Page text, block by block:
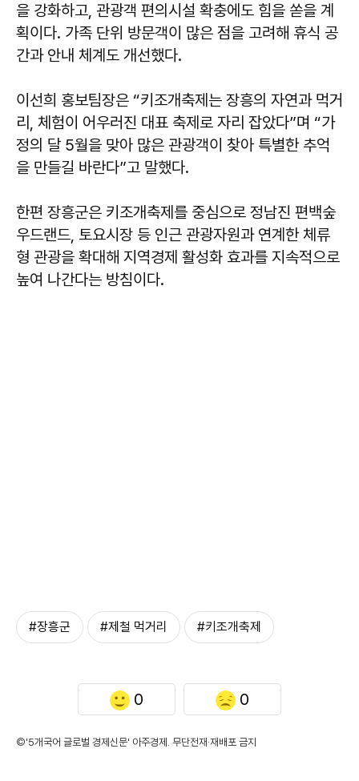
을 강화하고, 관광객 편의시설 확충에도 힘을 쏟을 계
획이다. 가족 단위 방문객이 많은 점을 고려해 휴식 공
간과 안내 체계도 개선했다.
이선희 홍보팀장은 “키조개축제는 장흥의 자연과 먹거
리, 체험이 어우러진 대표 축제로 자리 잡았다”며 “가
정의 달 5월을 맞아 많은 관광객이 찾아 특별한 추억
을 만들길 바란다”고 말했다.
한편 장흥군은 키조개축제를 중심으로 정남진 편백숲
우드랜드, 토요시장 등 인근 관광자원과 연계한 체류
형 관광을 확대해 지역경제 활성화 효과를 지속적으로
높여 나간다는 방침이다.
#장흥군 #제철 먹거리 #키조개축제
0 0
©'5개국어 글로벌 경제신문' 아주경제. 무단전재·재배포 금지